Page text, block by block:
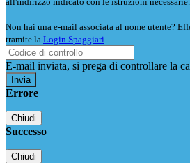
Non hai una e-mail associata al nome utente?
tramite la Login Spaggiari
E-mail inviata, si prega di controllare la
Errore
Chiudi
Successo
Chiudi